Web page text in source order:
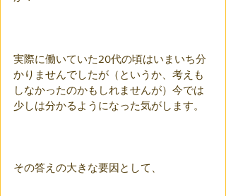
実際に働いていた20代の頃はいまいち分
かりませんでしたが（というか、考えも
しなかったのかもしれませんが）今では
少しは分かるようになった気がします。
その答えの大きな要因として、